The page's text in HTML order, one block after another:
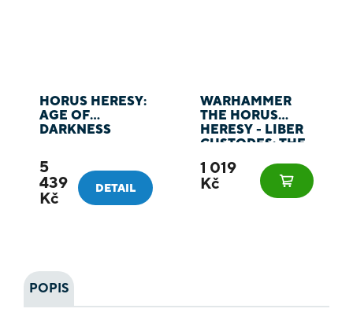
HORUS HERESY:
AGE OF
DARKNESS
5
439
Kč
DETAIL
WARHAMMER
THE HORUS
HERESY - LIBER
CUSTODES: THE
EMPEROR ARMY
BOOK - KNIHA
1 019
Kč
POPIS